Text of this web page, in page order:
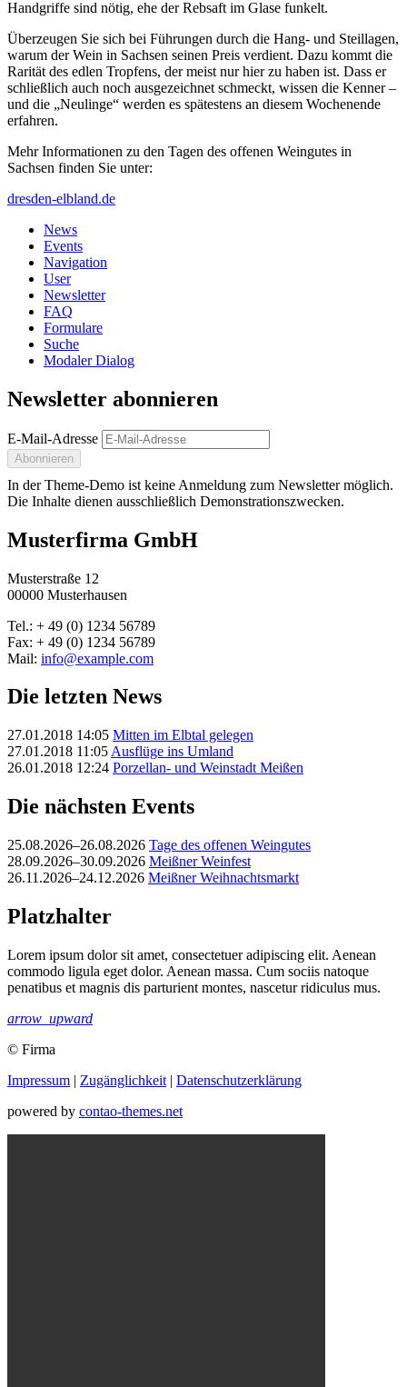
Handgriffe sind nötig, ehe der Rebsaft im Glase funkelt.
Überzeugen Sie sich bei Führungen durch die Hang- und Steillagen,
warum der Wein in Sachsen seinen Preis verdient. Dazu kommt die
Rarität des edlen Tropfens, der meist nur hier zu haben ist. Dass er
schließlich auch noch ausgezeichnet schmeckt, wissen die Kenner –
und die „Neulinge“ werden es spätestens an diesem Wochenende
erfahren.
Mehr Informationen zu den Tagen des offenen Weingutes in
Sachsen finden Sie unter:
dresden-elbland.de
News
Events
Navigation
User
Newsletter
FAQ
Formulare
Suche
Modaler Dialog
Newsletter abonnieren
E-Mail-Adresse
Abonnieren
In der Theme-Demo ist keine Anmeldung zum Newsletter möglich.
Die Inhalte dienen ausschließlich Demonstrationszwecken.
Musterfirma GmbH
Musterstraße 12
00000 Musterhausen
Tel.: + 49 (0) 1234 56789
Fax: + 49 (0) 1234 56789
Mail: info@example.com
Die letzten News
27.01.2018 14:05 Mitten im Elbtal gelegen
27.01.2018 11:05 Ausflüge ins Umland
26.01.2018 12:24 Porzellan- und Weinstadt Meißen
Die nächsten Events
25.08.2026–26.08.2026 Tage des offenen Weingutes
28.09.2026–30.09.2026 Meißner Weinfest
26.11.2026–24.12.2026 Meißner Weihnachtsmarkt
Platzhalter
Lorem ipsum dolor sit amet, consectetuer adipiscing elit. Aenean
commodo ligula eget dolor. Aenean massa. Cum sociis natoque
penatibus et magnis dis parturient montes, nascetur ridiculus mus.
arrow_upward
© Firma
Impressum | Zugänglichkeit | Datenschutz­erklärung
powered by contao-themes.net